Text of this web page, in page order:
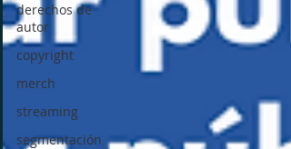
derechos de
autor
copyright
merch
streaming
segmentación